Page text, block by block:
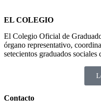
EL COLEGIO
El Colegio Oficial de
órgano representativo,
setecientos graduados sociales
Contacto